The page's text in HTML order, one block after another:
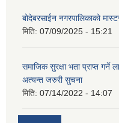
बोदेबरसाईन नगरपालिकाको
मिति: 07/09/2025 - 15:21
समाजिक सुरक्षा भता प्राप्त गर्ने
अत्यन्त जरुरी सुचना
मिति: 07/14/2022 - 14:07